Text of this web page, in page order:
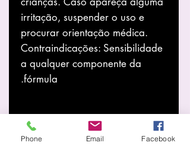
irritação, suspender o uso e
procurar orientação médica.
Contraindicações: Sensibilidade
a qualquer componente da
fórmula.
Phone Email Facebook